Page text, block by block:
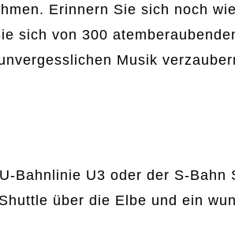
Erinnern Sie sich noch
sich von 300
Musik
Bahnlinie U3 oder der S-Bahn
über die Elbe und ein